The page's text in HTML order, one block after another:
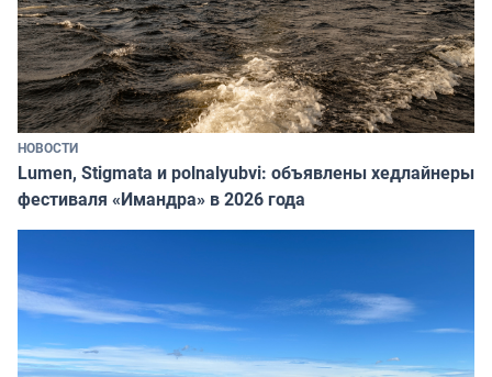
НОВОСТИ
Lumen, Stigmata и polnalyubvi: объявлены хедлайнеры
фестиваля «Имандра» в 2026 года